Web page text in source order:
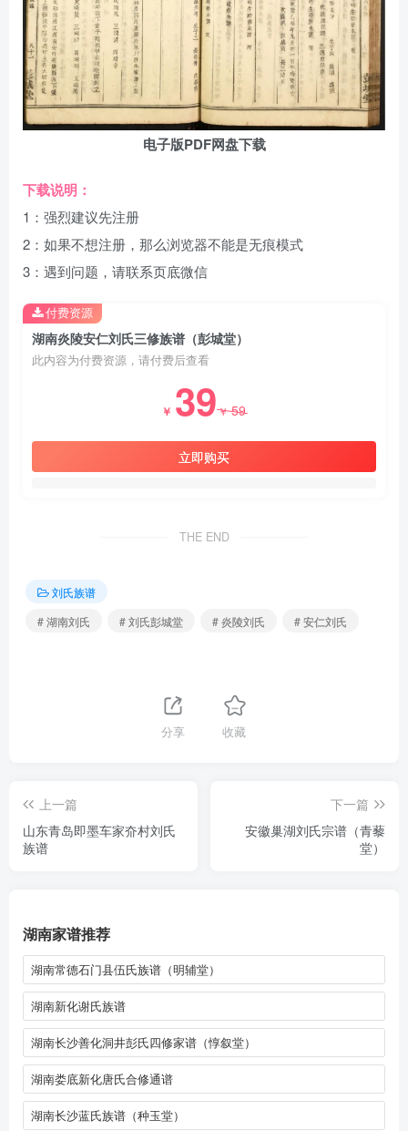
电子版PDF网盘下载
下载说明：
1：强烈建议先注册
2：如果不想注册，那么浏览器不能是无痕模式
3：遇到问题，请联系页底微信
湖南炎陵安仁刘氏三修族谱（彭城堂）
此内容为付费资源，请付费后查看
￥ 39￥59
立即购买
付费资源
THE END
刘氏族谱
# 湖南刘氏
# 刘氏彭城堂 # 炎陵刘氏 # 安仁刘氏
分享 收藏
上一篇
山东青岛即墨车家夼村刘氏
族谱
下一篇
安徽巢湖刘氏宗谱（青藜
堂）
湖南家谱推荐
湖南常德石门县伍氏族谱（明辅堂）
湖南新化谢氏族谱
湖南长沙善化洞井彭氏四修家谱（惇叙堂）
湖南娄底新化唐氏合修通谱
湖南长沙蓝氏族谱（种玉堂）